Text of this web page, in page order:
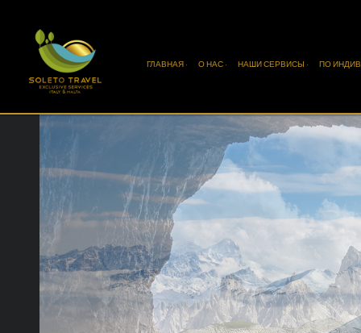
ГЛАВНАЯ · О НАС · НАШИ СЕРВИСЫ · ПО